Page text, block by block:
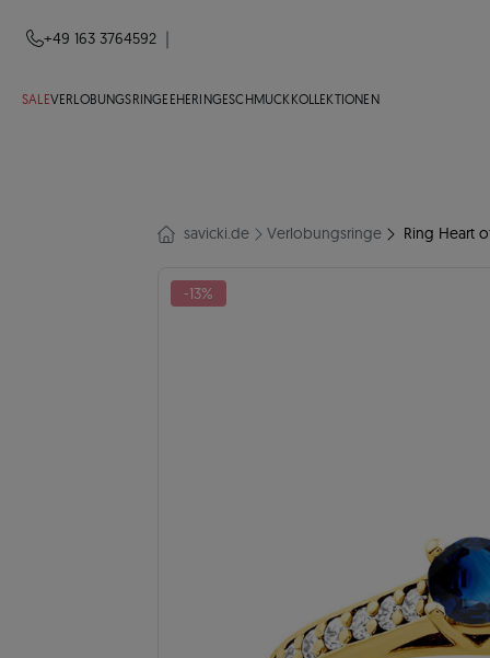
+49 163 3764592
SALEVERLOBUNGSRINGE EHERINGESCHMUCKKOLLEKTIONEN
savicki.de Verlobungsringe Ring Heart
-13%